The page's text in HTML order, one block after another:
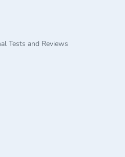
Tests and Reviews